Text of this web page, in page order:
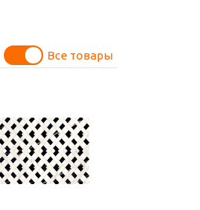
Все товары